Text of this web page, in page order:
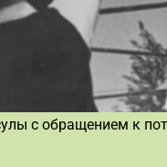
с обращением к